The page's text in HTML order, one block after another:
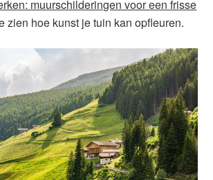
muurschilderingen voor een frisse
zien hoe kunst je tuin kan opfleuren.